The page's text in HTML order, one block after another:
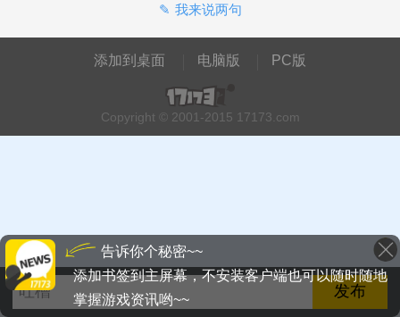
我来说两句
添加到桌面 电脑版 PC版
Copyright © 2001-2015 17173.com
告诉你个秘密~~
添加书签到主屏幕，不安装客户端也可以随时随地
掌握游戏资讯哟~~